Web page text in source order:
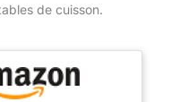
de cuisson.